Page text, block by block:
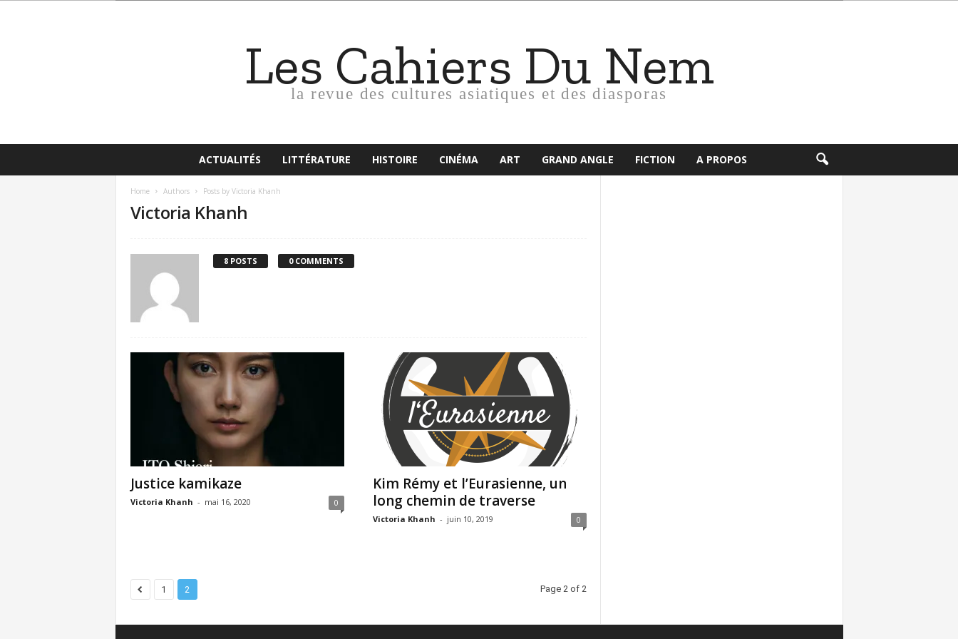
Les Cahiers Du Nem
la revue des cultures asiatiques et des diasporas
ACTUALITÉS LITTÉRATURE HISTOIRE CINÉMA ART GRAND ANGLE FICTION A PROPOS
Home Authors Posts by Victoria Khanh
Victoria Khanh
8 POSTS 0 COMMENTS
Justice kamikaze
Victoria Khanh - mai 16, 2020 0
Kim Rémy et l’Eurasienne, un
long chemin de traverse
Victoria Khanh - juin 10, 2019 0
1 2 Page 2 of 2